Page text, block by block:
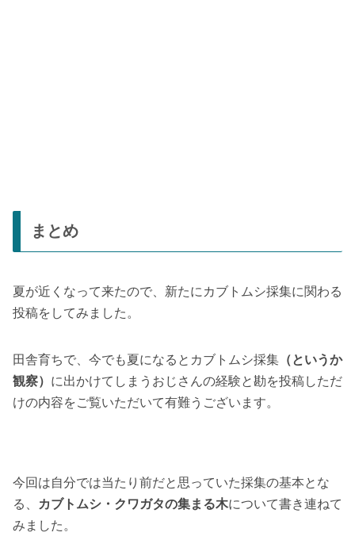
まとめ
夏が近くなって来たので、新たにカブトムシ採集に関わる
投稿をしてみました。
田舎育ちで、今でも夏になるとカブトムシ採集 （というか
観察） に出かけてしまうおじさんの経験と勘を投稿しただ
けの内容をご覧いただいて有難うございます。
今回は自分では当たり前だと思っていた採集の基本とな
る、
カブトムシ・クワガタの集まる木について書き連ねて
みました。